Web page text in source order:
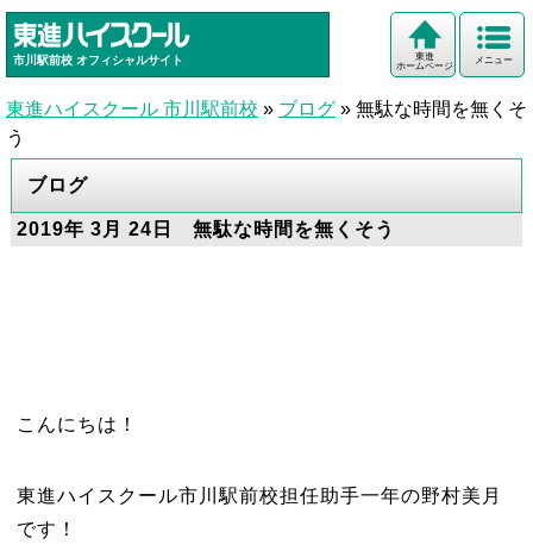
市川駅前校 オフィシャルサイト メニュー
東進
ホームページ
東進ハイスクール 市川駅前校 » ブログ » 無駄な時間を無くそ
う
ブログ
2019年 3月 24日 無駄な時間を無くそう
こんにちは！
東進ハイスクール市川駅前校担任助手一年の野村美月
です！